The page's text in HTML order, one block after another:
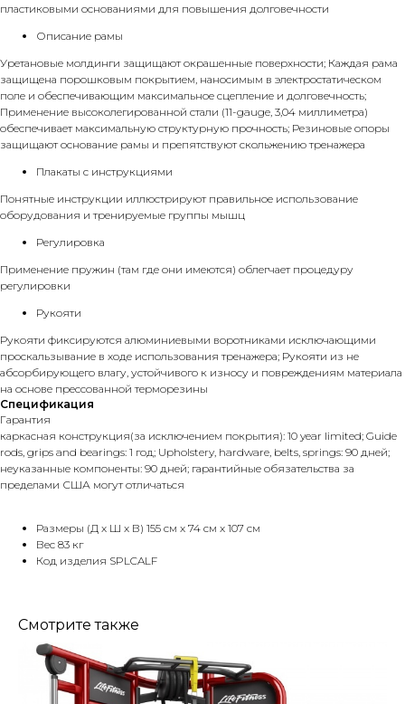
пластиковыми основаниями для повышения долговечности
Описание рамы
Уретановые молдинги защищают окрашенные поверхности; Каждая рама
защищена порошковым покрытием, наносимым в электростатическом
поле и обеспечивающим максимальное сцепление и долговечность;
Применение высоколегированной стали (11-gauge, 3,04 миллиметра)
обеспечивает максимальную структурную прочность; Резиновые опоры
защищают основание рамы и препятствуют скольжению тренажера
Плакаты с инструкциями
Понятные инструкции иллюстрируют правильное использование
оборудования и тренируемые группы мышц
Регулировка
Применение пружин (там где они имеются) облегчает процедуру
регулировки
Рукояти
Рукояти фиксируются алюминиевыми воротниками исключающими
проскальзывание в ходе использования тренажера; Рукояти из не
абсорбирующего влагу, устойчивого к износу и повреждениям материала
на основе прессованной терморезины
Спецификация
Гарантия
каркасная конструкция(за исключением покрытия): 10 year limited; Guide
rods, grips and bearings: 1 год; Upholstery, hardware, belts, springs: 90 дней;
неуказанные компоненты: 90 дней; гарантийные обязательства за
пределами США могут отличаться
Размеры (Д x Ш x В) 155 см x 74 см x 107 см
Вес 83 кг
Код изделия SPLCALF
Смотрите также